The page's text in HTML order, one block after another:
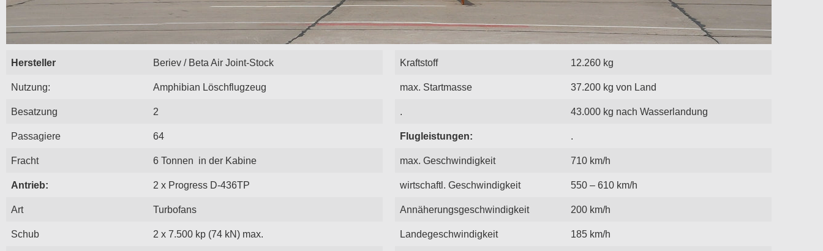
Hersteller Beriev / Beta Air Joint-Stock
Nutzung: Amphibian Löschflugzeug
Besatzung 2
Passagiere 64
Fracht 6 Tonnen in der Kabine
Antrieb: 2 x Progress D-436TP
Art Turbofans
Schub 2 x 7.500 kp (74 kN) max.
Kraftstoff 12.260 kg
max. Startmasse 37.200 kg von Land
. 43.000 kg nach Wasserlandung
Flugleistungen: .
max. Geschwindigkeit 710 km/h
wirtschaftl. Geschwindigkeit 550 – 610 km/h
Annäherungsgeschwindigkeit 200 km/h
Landegeschwindigkeit 185 km/h